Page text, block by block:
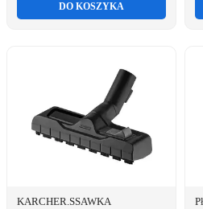
DO KOSZYKA
KARCHER.SSAWKA